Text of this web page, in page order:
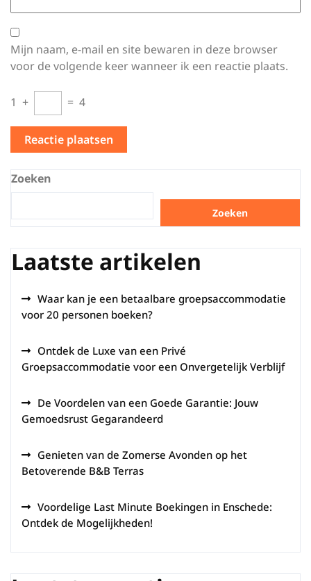
Mijn naam, e-mail en site bewaren in deze browser
voor de volgende keer wanneer ik een reactie plaats.
1 + = 4
Zoeken
Zoeken
Laatste artikelen
Waar kan je een betaalbare groepsaccommodatie
voor 20 personen boeken?
Ontdek de Luxe van een Privé
Groepsaccommodatie voor een Onvergetelijk Verblijf
De Voordelen van een Goede Garantie: Jouw
Gemoedsrust Gegarandeerd
Genieten van de Zomerse Avonden op het
Betoverende B&B Terras
Voordelige Last Minute Boekingen in Enschede:
Ontdek de Mogelijkheden!